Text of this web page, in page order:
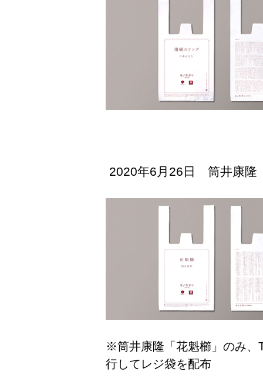
2020年6月26日 筒井康隆
※筒井康隆「花魁櫛」のみ、
行してレジ袋を配布